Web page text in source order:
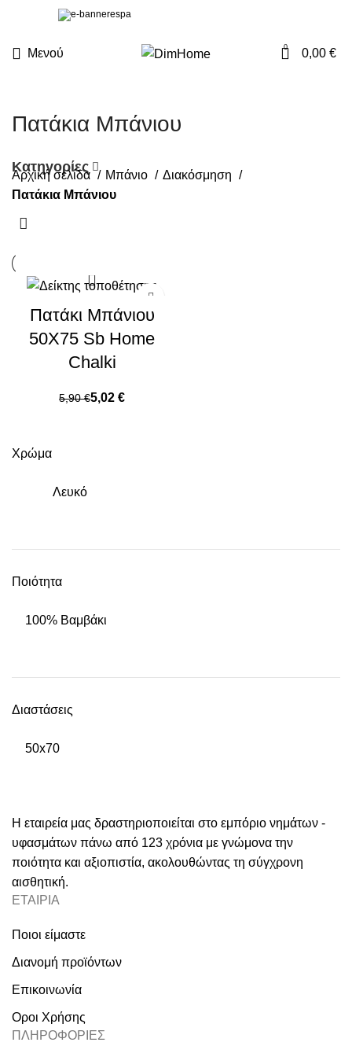
Μενού 0 0,00 €
Πατάκια Μπάνιου
Κατηγορίες
Χρώμα
Λευκό
Ποιότητα
100% Βαμβάκι
Διαστάσεις
50x70
Αρχική σελίδα Μπάνιο
Διακόσμηση
Πατάκια Μπάνιου
Πατάκι Μπάνιου
50X75 Sb Home
Chalki
5,90€5,02 €
Η εταιρεία μας δραστηριοποιείται στο εμπόριο νημάτων -
υφασμάτων πάνω από 123 χρόνια με γνώμονα την
ποιότητα και αξιοπιστία, ακολουθώντας τη σύγχρονη
αισθητική.
ΕΤΑΙΡΙΑ
Ποιοι είμαστε
Διανομή προϊόντων
Επικοινωνία
Οροι Χρήσης
ΠΛΗΡΟΦΟΡΙΕΣ